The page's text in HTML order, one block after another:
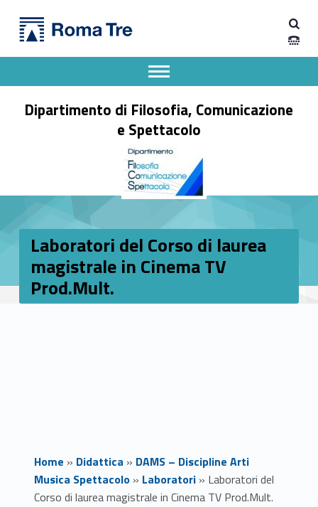
Laboratori del Corso di laurea magistrale in Cinema TV Prod.Mult. - Dipartimento di Filosofia, Comunicazione e Spettacolo
Dipartimento di Filosofia, Comunicazione
e Spettacolo
Apri il menu secondario
Header info sidebar
Laboratori del Corso di laurea
magistrale in Cinema TV
Prod.Mult.
Home » Didattica » DAMS – Discipline Arti
Musica Spettacolo» Laboratori» Laboratori del
Corso di laurea magistrale in Cinema TV Prod.Mult.